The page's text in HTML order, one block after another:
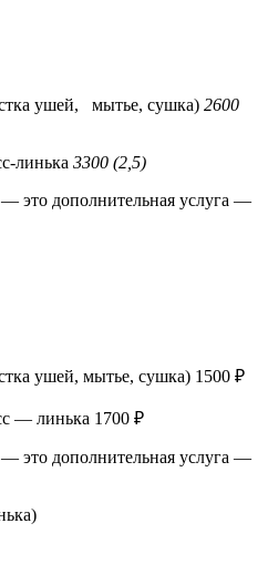
ушей, мытье, сушка) 2600
линька 3300 (2,5)
— это дополнительная услуга —
ушей, мытье, сушка) 1500 ₽
— линька 1700 ₽
— это дополнительная услуга —